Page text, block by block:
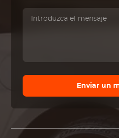
Enviar un